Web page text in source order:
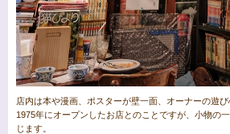
店内は本や漫画、ポスターが壁一面、オーナーの遊び
1975年にオープンしたお店とのことですが、小物の
じます。